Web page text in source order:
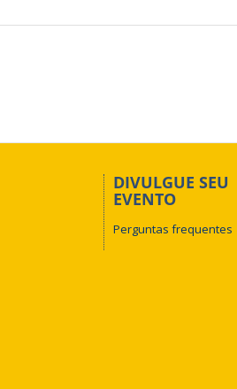
DIVULGUE SEU
EVENTO
Perguntas frequentes